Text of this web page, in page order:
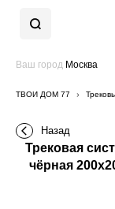
Ваш город Москва
ТВОЙ ДОМ 77
Назад
Трековая
чёрная